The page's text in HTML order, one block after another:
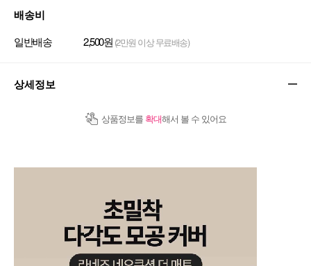
배송비
일반배송 2,500원 (2만원 이상 무료배송)
상세정보
상품정보를 확대해서 볼 수 있어요